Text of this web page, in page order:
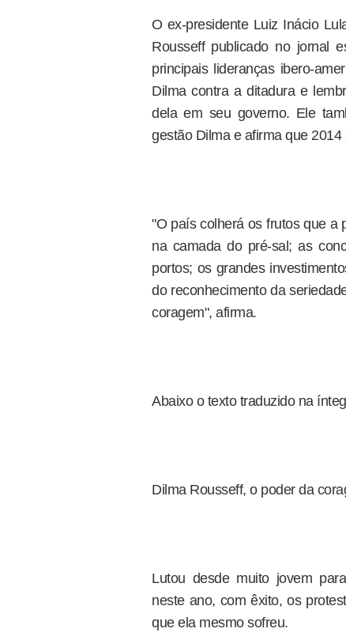
O ex-presidente Luiz Inácio
Rousseff publicado no jornal
principais lideranças ibero-
Dilma contra a ditadura e
dela em seu governo. Ele
gestão Dilma e afirma que
"O país colherá os frutos que a
na camada do pré-sal; as
portos; os grandes
do reconhecimento da
coragem", afirma.
Abaixo o texto traduzido na
Dilma Rousseff, o poder da
Lutou desde muito jovem
neste ano, com êxito, os
que ela mesmo sofreu.